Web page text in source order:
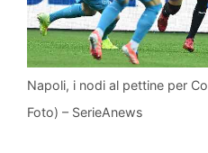
Napoli, i nodi al pettine per
Foto) – SerieAnews